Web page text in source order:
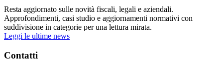
Resta aggiornato sulle novità fiscali, legali e aziendali.
Approfondimenti, casi studio e aggiornamenti normativi con
suddivisione in categorie per una lettura mirata.
Leggi le ultime news
Contatti